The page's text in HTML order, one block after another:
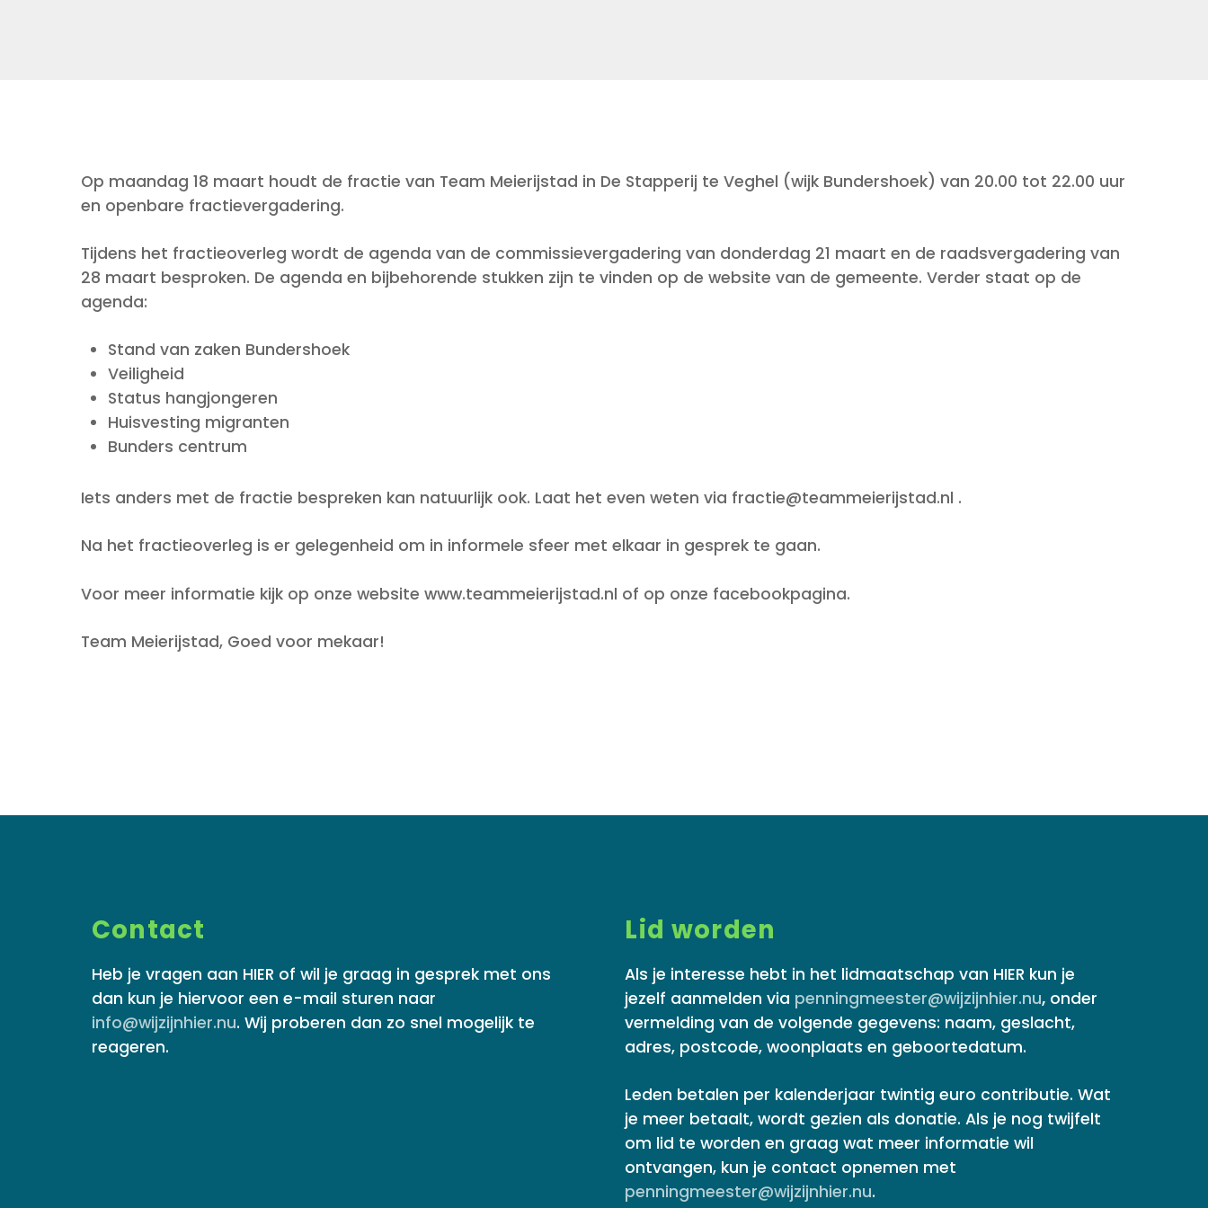
Op maandag 18 maart houdt de fractie van Team Meierijstad in De Stapperij te Veghel (wijk Bundershoek) van 20.00 tot 22.00 uur
en openbare fractievergadering.
Tijdens het fractieoverleg wordt de agenda van de commissievergadering van donderdag 21 maart en de raadsvergadering van
28 maart besproken. De agenda en bijbehorende stukken zijn te vinden op de website van de gemeente. Verder staat op de
agenda:
Stand van zaken Bundershoek
Veiligheid
Status hangjongeren
Huisvesting migranten
Bunders centrum
Iets anders met de fractie bespreken kan natuurlijk ook. Laat het even weten via fractie@teammeierijstad.nl .
Na het fractieoverleg is er gelegenheid om in informele sfeer met elkaar in gesprek te gaan.
Voor meer informatie kijk op onze website www.teammeierijstad.nl of op onze facebookpagina.
Team Meierijstad, Goed voor mekaar!
Contact
Heb je vragen aan HIER of wil je graag in gesprek met ons
dan kun je hiervoor een e-mail sturen naar
info@wijzijnhier.nu. Wij proberen dan zo snel mogelijk te
reageren.
Lid worden
Als je interesse hebt in het lidmaatschap van HIER kun je
jezelf aanmelden via penningmeester@wijzijnhier.nu, onder
vermelding van de volgende gegevens: naam, geslacht,
adres, postcode, woonplaats en geboortedatum.
Leden betalen per kalenderjaar twintig euro contributie. Wat
je meer betaalt, wordt gezien als donatie. Als je nog twijfelt
om lid te worden en graag wat meer informatie wil
ontvangen, kun je contact opnemen met
penningmeester@wijzijnhier.nu.